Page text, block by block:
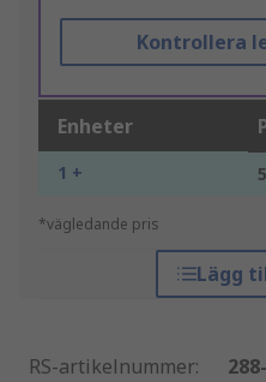
Kontrollera
Enheter
1 +
*vägledande pris
Lägg
RS-artikelnummer: